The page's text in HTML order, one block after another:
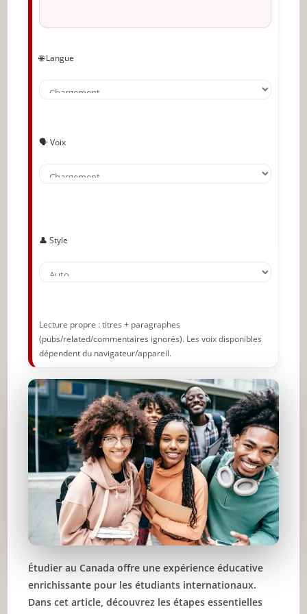
🌐 Langue
🗣️ Voix
👤 Style
Lecture propre : titres + paragraphes
(pubs/related/commentaires ignorés). Les voix disponibles
dépendent du navigateur/appareil.
Étudier au Canada offre une expérience éducative
enrichissante pour les étudiants internationaux.
Dans cet article, découvrez les étapes essentielles